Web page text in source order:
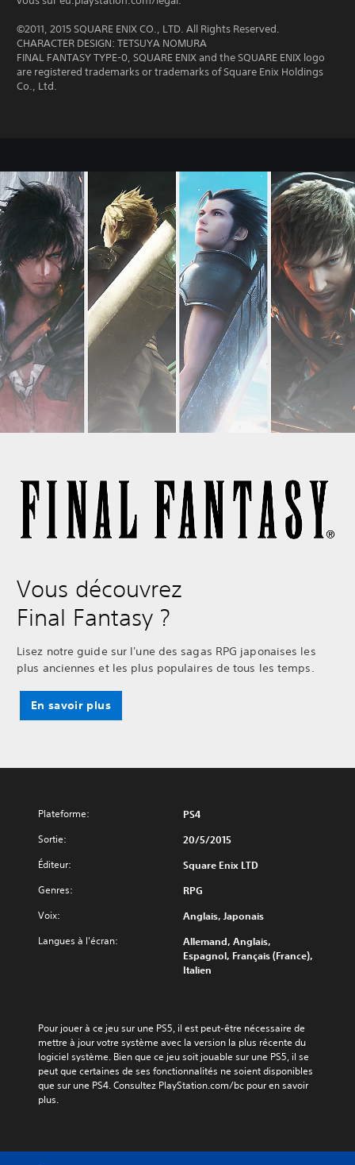
©2011, 2015 SQUARE ENIX CO., LTD. All Rights Reserved.
CHARACTER DESIGN: TETSUYA NOMURA
FINAL FANTASY TYPE-0, SQUARE ENIX and the SQUARE ENIX logo
are registered trademarks or trademarks of Square Enix Holdings
Co., Ltd.
Vous découvrez
Final Fantasy ?
Lisez notre guide sur l'une des sagas RPG japonaises les
plus anciennes et les plus populaires de tous les temps.
En savoir plus
Plateforme: PS4
Sortie: 20/5/2015
Éditeur: Square Enix LTD
Genres: RPG
Voix: Anglais, Japonais
Langues à l'écran:
Allemand, Anglais,
Espagnol, Français (France),
Italien
Pour jouer à ce jeu sur une PS5, il est peut-être nécessaire de
mettre à jour votre système avec la version la plus récente du
logiciel système. Bien que ce jeu soit jouable sur une PS5, il se
peut que certaines de ses fonctionnalités ne soient disponibles
que sur une PS4. Consultez PlayStation.com/bc pour en savoir
plus.